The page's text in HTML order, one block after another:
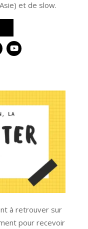
et de slow.
à retrouver sur
pour recevoir